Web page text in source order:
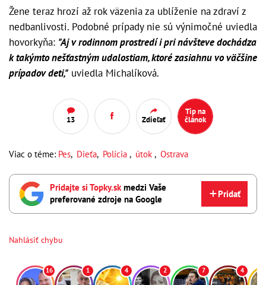
Žene teraz hrozí až rok väzenia za ublíženie na zdraví z
nedbanlivosti. Podobné prípady nie sú výnimočné uviedla
hovorkyňa: "Aj v rodinnom prostredí i pri návšteve dochádza
k takýmto nešťastným udalostiam, ktoré zasiahnu vo väčšine
prípadov deti," uviedla Michalíková.
13 Zdieľať
Tip na
článok
Viac o téme: Pes, Dieťa, Polícia , útok , Ostrava
Pridajte si Topky.skmedzi Vaše
preferované zdroje na Google
Pridať
Nahlásiť chybu
16 1 4 2 7 4